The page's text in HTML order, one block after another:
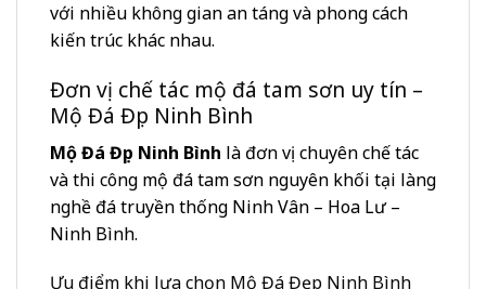
với nhiều không gian an táng và phong cách
kiến trúc khác nhau.
Đơn vị chế tác mộ đá tam sơn uy tín –
Mộ Đá Đẹp Ninh Bình
Mộ Đá Đẹp Ninh Bình là đơn vị chuyên chế tác
và thi công mộ đá tam sơn nguyên khối tại làng
nghề đá truyền thống Ninh Vân – Hoa Lư –
Ninh Bình.
Ưu điểm khi lựa chọn Mộ Đá Đẹp Ninh Bình